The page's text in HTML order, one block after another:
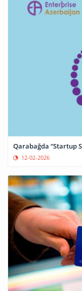
Qarabağda “Startup
12-02-2026